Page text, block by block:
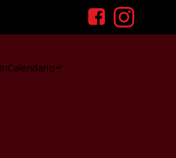
InCalendario